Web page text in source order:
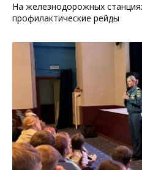
На железнодорожных
профилактические рейды